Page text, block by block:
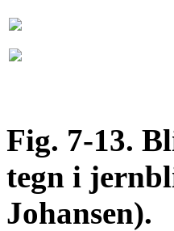
Fig. 7-13.
tegn i
Johansen).